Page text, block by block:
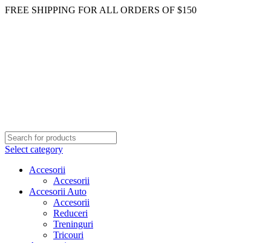
FREE SHIPPING FOR ALL ORDERS OF $150
Select category
Accesorii
Accesorii
Accesorii Auto
Accesorii
Reduceri
Treninguri
Tricouri